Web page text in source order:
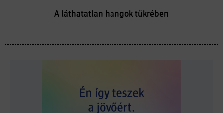
A láthatatlan hangok tükrében